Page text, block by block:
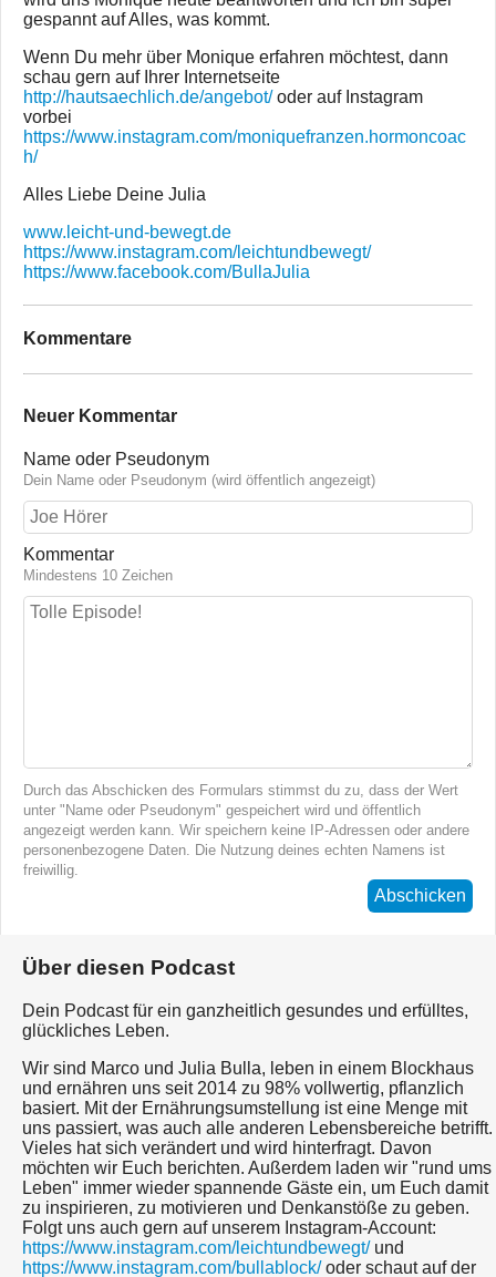
gespannt auf Alles, was kommt.
Wenn Du mehr über Monique erfahren möchtest, dann
schau gern auf Ihrer Internetseite
http://hautsaechlich.de/angebot/oder auf Instagram
vorbei
https://www.instagram.com/moniquefranzen.hormoncoac
h/
Alles Liebe Deine Julia
www.leicht-und-bewegt.de
https://www.instagram.com/leichtundbewegt/
https://www.facebook.com/BullaJulia
Kommentare
Neuer Kommentar
Name oder Pseudonym
Dein Name oder Pseudonym (wird öffentlich angezeigt)
Kommentar
Mindestens 10 Zeichen
Durch das Abschicken des Formulars stimmst du zu, dass der Wert
unter "Name oder Pseudonym" gespeichert wird und öffentlich
angezeigt werden kann. Wir speichern keine IP-Adressen oder andere
personenbezogene Daten. Die Nutzung deines echten Namens ist
freiwillig.
Abschicken
Über diesen Podcast
Dein Podcast für ein ganzheitlich gesundes und erfülltes,
glückliches Leben.
Wir sind Marco und Julia Bulla, leben in einem Blockhaus
und ernähren uns seit 2014 zu 98% vollwertig, pflanzlich
basiert. Mit der Ernährungsumstellung ist eine Menge mit
uns passiert, was auch alle anderen Lebensbereiche betrifft.
Vieles hat sich verändert und wird hinterfragt. Davon
möchten wir Euch berichten. Außerdem laden wir "rund ums
Leben" immer wieder spannende Gäste ein, um Euch damit
zu inspirieren, zu motivieren und Denkanstöße zu geben.
Folgt uns auch gern auf unserem Instagram-Account:
https://www.instagram.com/leichtundbewegt/und
https://www.instagram.com/bullablock/oder schaut auf der